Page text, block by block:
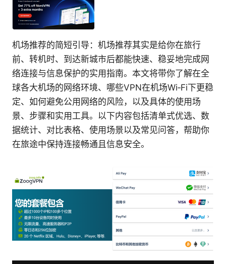
机场推荐的简短引导：机场推荐其实是给你在旅行
前、转机时、到达新城市后都能快速、稳妥地完成网
络连接与信息保护的实用指南。本文将带你了解在全
球各大机场的网络环境、哪些VPN在机场Wi‑Fi下更稳
定、如何避免公用网络的风险，以及具体的使用场
景、步骤和实用工具。以下内容包括清单式优选、数
据统计、对比表格、使用场景以及常见问答，帮助你
在旅途中保持连接畅通且信息安全。